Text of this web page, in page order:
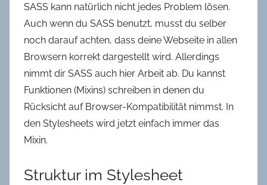
SASS kann natürlich nicht jedes Problem lösen.
Auch wenn du SASS benutzt, musst du selber
noch darauf achten, dass deine Webseite in allen
Browsern korrekt dargestellt wird. Allerdings
nimmt dir SASS auch hier Arbeit ab. Du kannst
Funktionen (Mixins) schreiben in denen du
Rücksicht auf Browser-Kompatibilität nimmst. In
den Stylesheets wird jetzt einfach immer das
Mixin.
Struktur im Stylesheet